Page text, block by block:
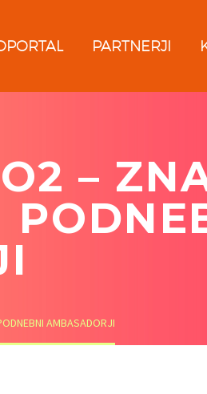
PARTNERJI
–
AMBASADORJI